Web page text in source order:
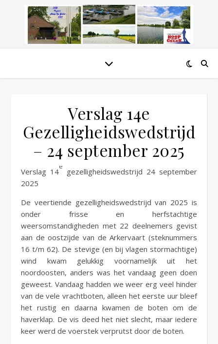
Verslag 14e
Gezelligheidswedstrijd
– 24 september 2025
Verslag 14
e
gezelligheidswedstrijd 24 september
2025
De veertiende gezelligheidswedstrijd van 2025 is
onder frisse en herfstachtige
weersomstandigheden met 22 deelnemers gevist
aan de oostzijde van de Arkervaart (steknummers
16 t/m 62). De stevige (en bij vlagen stormachtige)
wind kwam gelukkig voornamelijk uit het
noordoosten, anders was het vandaag geen doen
geweest. Vandaag hadden we weer erg veel hinder
van de vele vrachtboten, alleen het eerste uur bleef
het rustig en daarna kwamen de boten om de
haverklap. De vis deed het niet slecht, maar iedere
keer werd de voerstek verprutst door de boten.